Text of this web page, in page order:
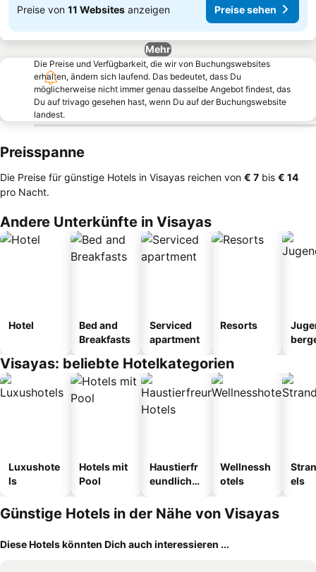
Preise von 11 Websites anzeigen Preise sehen
Mehr
Die Preise und Verfügbarkeit, die wir von Buchungswebsites
erhalten, ändern sich laufend. Das bedeutet, dass Du
möglicherweise nicht immer genau dasselbe Angebot findest, das
Du auf trivago gesehen hast, wenn Du auf der Buchungswebsite
landest.
Preisspanne
Die Preise für günstige Hotels in Visayas reichen von ‎€ 7 bis ‎€ 14
pro Nacht.
Andere Unterkünfte in Visayas
Hotel
Bed and
Breakfasts
Serviced
apartment
Resorts
Visayas: beliebte Hotelkategorien
Luxushote
ls
Hotels mit
Pool
Haustierfr
eundliche
Wellnessh
otels
els
Günstige Hotels in der Nähe von Visayas
Diese Hotels könnten Dich auch interessieren ...